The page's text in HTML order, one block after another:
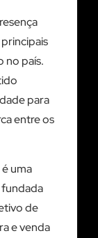
no país.
para
entre os
uma
de
e venda